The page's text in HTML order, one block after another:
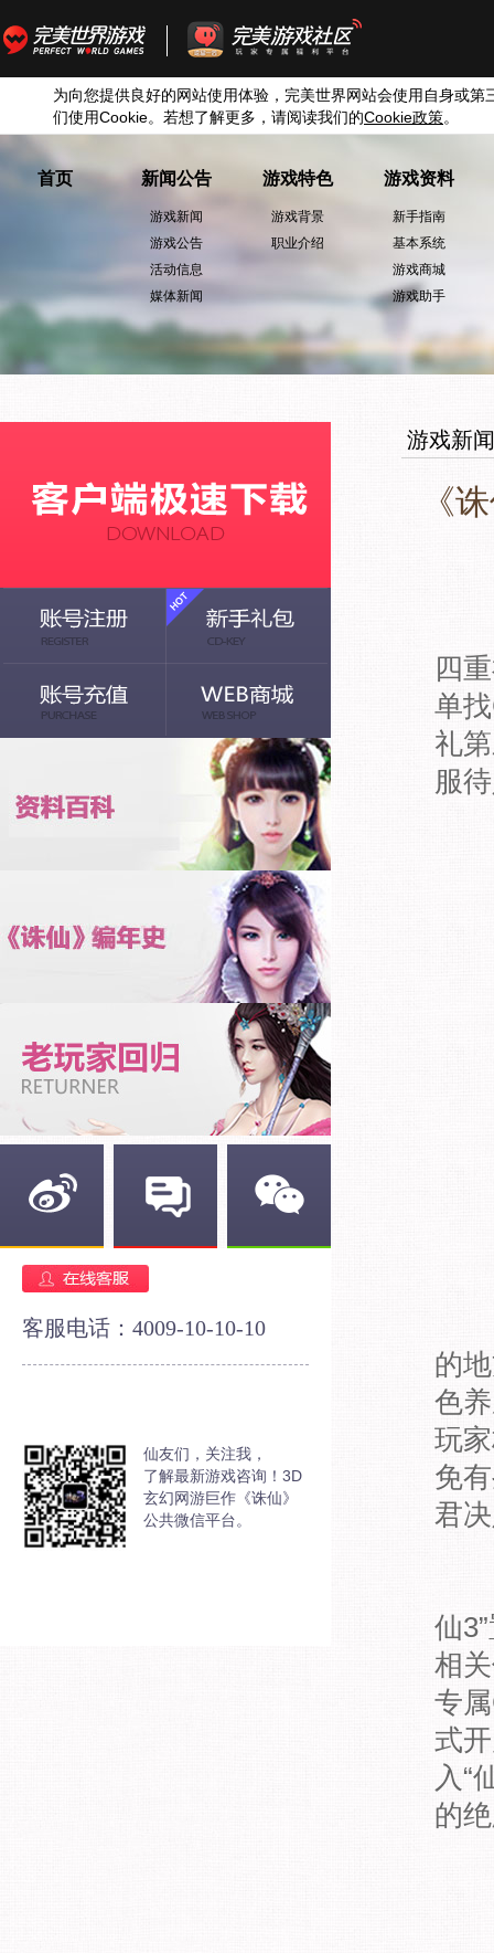
为向您提供良好的网站使用体验，完美世界网站会使用自身或第
们使用Cookie。若想了解更多，请阅读我们的Cookie政策。
首页 新闻公告
游戏新闻
游戏公告
活动信息
媒体新闻
游戏特色
游戏背景
职业介绍
游戏资料
新手指南
基本系统
游戏商城
游戏助手
客服电话：4009-10-10-10
仙友们，关注我，
了解最新游戏咨询！3D
玄幻网游巨作《诛仙》
公共微信平台。
游戏新闻
《
四
单
礼
服
的
色
玩
免
君
仙
相
专
式
入“
的